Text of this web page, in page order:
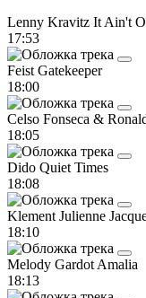
Lenny Kravitz It Ain't
17:53
Feist Gatekeeper
18:00
Celso Fonseca &
18:05
Dido Quiet Times
18:08
Klement Julienne
18:10
Melody Gardot Amalia
18:13